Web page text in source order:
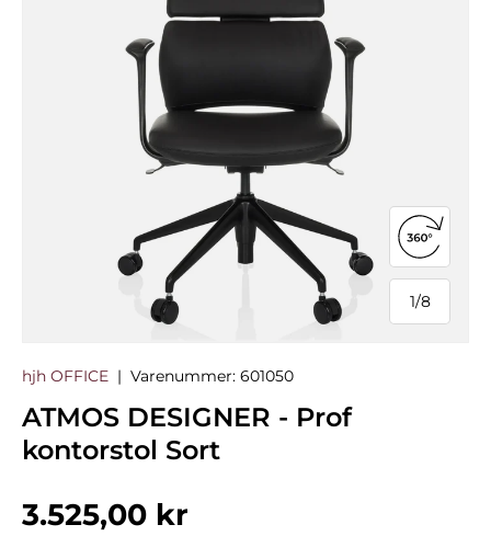
1/
af
8
Åbn
hjh OFFICE | Varenummer: 601050
ATMOS DESIGNER - Prof
kontorstol Sort
Normalpris
3.525,00 kr